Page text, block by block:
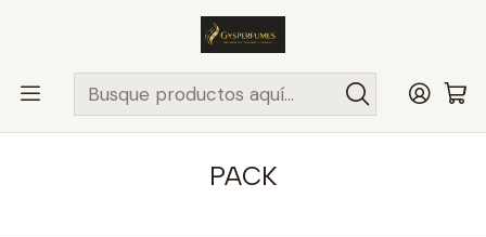
en compras hasta las 13Hrs, valido solo en
Comunas ..>>
Inicio PROMOCIONES PACK
PACK